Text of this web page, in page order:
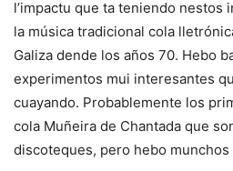
l’impactu que ta teniendo nestos
la música tradicional cola
Galiza dende los años 70. Hebo
experimentos mui interesantes
cuayando. Probablemente los
cola Muñeira de Chantada que
discoteques, pero hebo